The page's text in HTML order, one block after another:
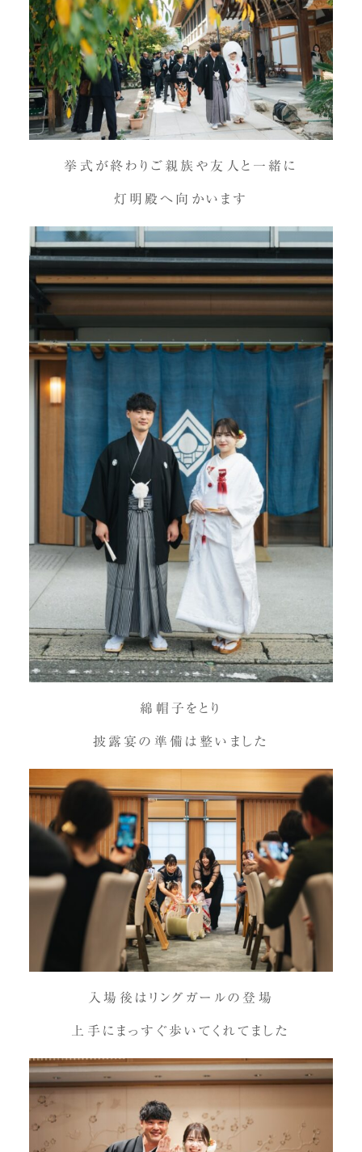
挙式が終わりご親族や友人と一緒に
灯明殿へ向かいます
綿帽子をとり
披露宴の準備は整いました
入場後はリングガールの登場
上手にまっすぐ歩いてくれてました